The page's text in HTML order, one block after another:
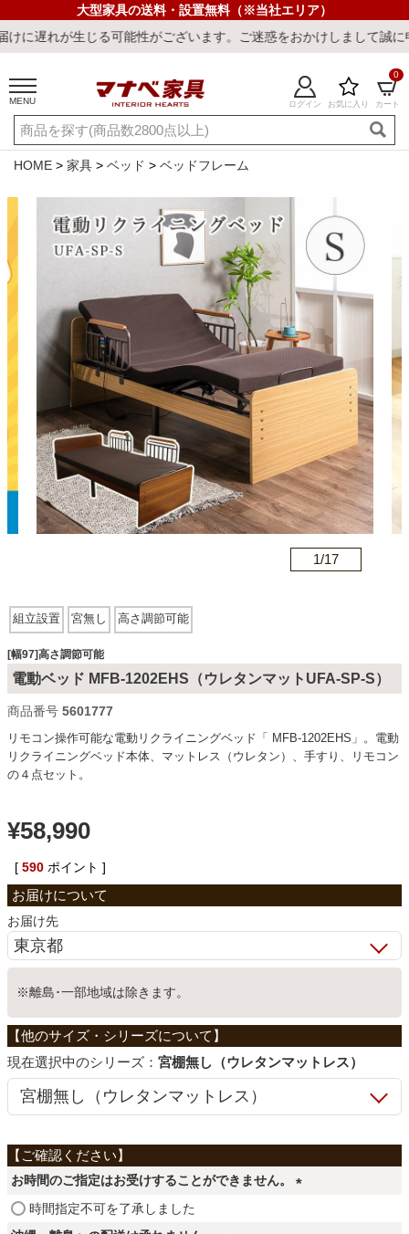
大型家具の送料・設置無料（※当社エリア）
能性がございます。ご迷惑をおかけしまして誠に申し訳ございませ
MENU ログイン お気に入り カート
0
ご利用ガイド 新規会員登録
店舗一覧 閲覧履歴
キーワード・商品番号で探す
最短発送 冷感ラグ 冷感寝具 ワークデスク ウィルトンラ
カテゴリから探す
ソファ
ダイニングテーブル・セット
椅子・チェア
食器棚・キッチン収納
収納家具
ホームオフィス
こたつ
寝具
ファブリック
HOME 家具 ベッド ベッドフレーム
1/17
組立設置 宮無し 高さ調節可能
[幅97]高さ調節可能
電動ベッド MFB-1202EHS（ウレタンマットUFA-SP-S）
商品番号 5601777
リモコン操作可能な電動リクライニングベッド「 MFB-1202EHS」。電動
リクライニングベッド本体、マットレス（ウレタン）、手すり、リモコン
の４点セット。
¥58,990
[ 590 ポイント ]
お届け先
※離島･一部地域は除きます。
シリーズ： 宮棚無し（ウレタンマットレス）
お時間のご指定はお受けすることができません。
時間指定不可を了承しました